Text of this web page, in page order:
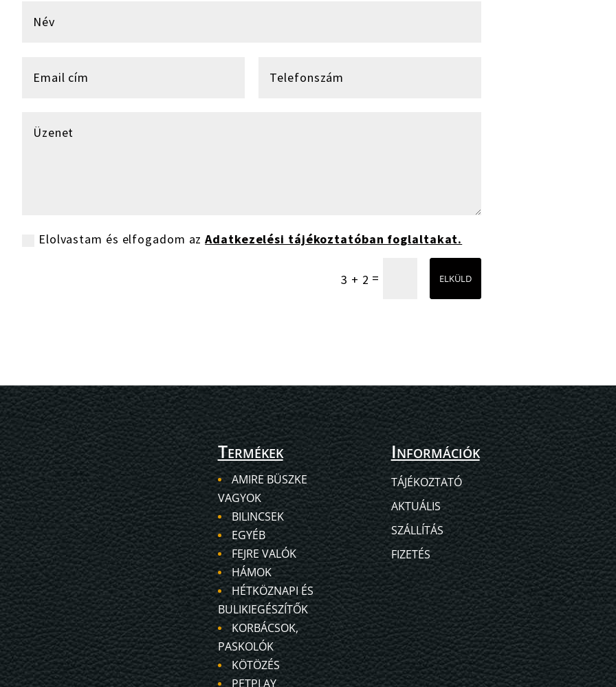
Elolvastam és elfogadom azAdatkezelési tájékoztatóban foglaltakat.
3 + 2 = ELKÜLD
Termékek
AMIRE BÜSZKE
VAGYOK
BILINCSEK
EGYÉB
FEJRE VALÓK
HÁMOK
HÉTKÖZNAPI ÉS
BULIKIEGÉSZÍTŐK
KORBÁCSOK,
PASKOLÓK
KÖTÖZÉS
PETPLAY
Információk
TÁJÉKOZTATÓ
AKTUÁLIS
SZÁLLÍTÁS
FIZETÉS